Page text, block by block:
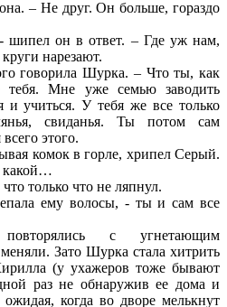
– Не друг. Он больше, гораздо
шипел он в ответ. – Где уж нам,
нарезают.
говорила Шурка. – Что ты, как
Мне уже семью заводить
и учиться. У тебя же все только
свиданья. Ты потом сам
этого.
комок в горле, хрипел Серый.
какой…
только что не ляпнул.
ему волосы, - ты и сам все
с угнетающим
Зато Шурка стала хитрить
(у ухажеров тоже бывают
раз не обнаружив ее дома и
когда во дворе мелькнут